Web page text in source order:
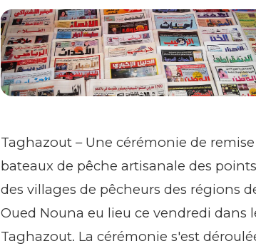
Taghazout – Une cérémonie de
bateaux de pêche artisanale des
des villages de pêcheurs des régions
Oued Nouna eu lieu ce vendredi dans
Taghazout. La cérémonie s'est